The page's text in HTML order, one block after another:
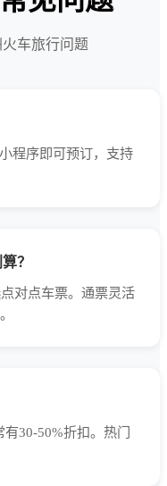
车旅行问题
程序即可预订，支持
？
对点车票。通票灵活
30-50%折扣。热门